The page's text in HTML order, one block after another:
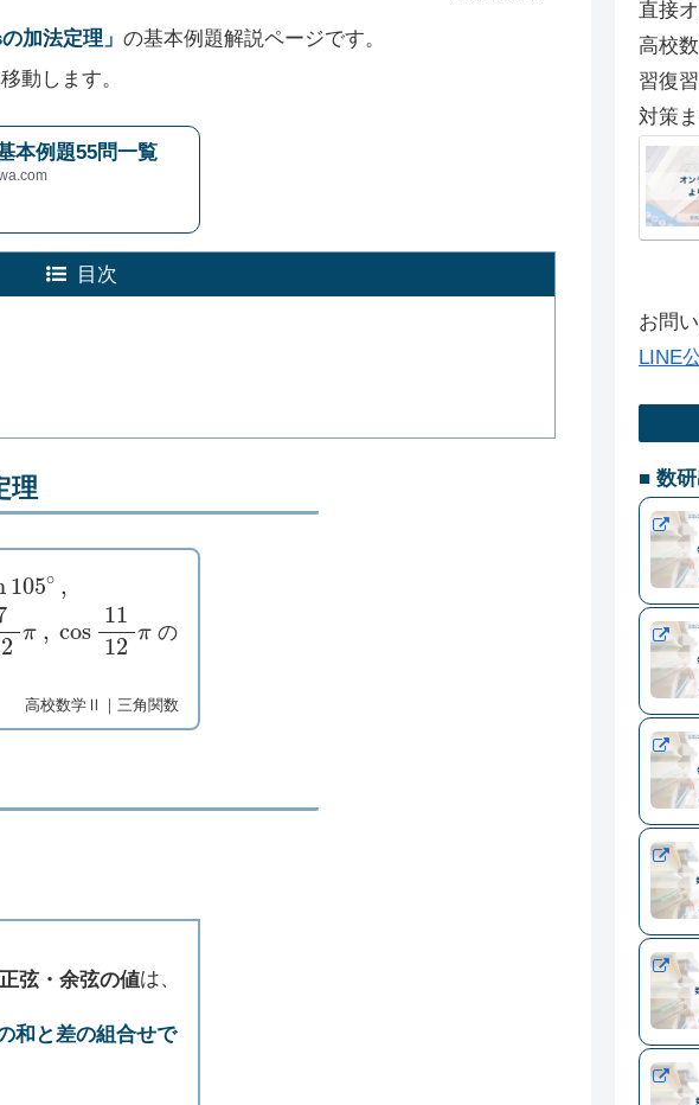
加法定理」の基本例題解説ページです。
動します。
本例題55問一覧
目次
理
105∘
1112
の
高校数学Ⅱ｜三角関数
弦・余弦の値は、
和と差の組合せで
直接
高校
習復
対策
お問
LINE
■ 数